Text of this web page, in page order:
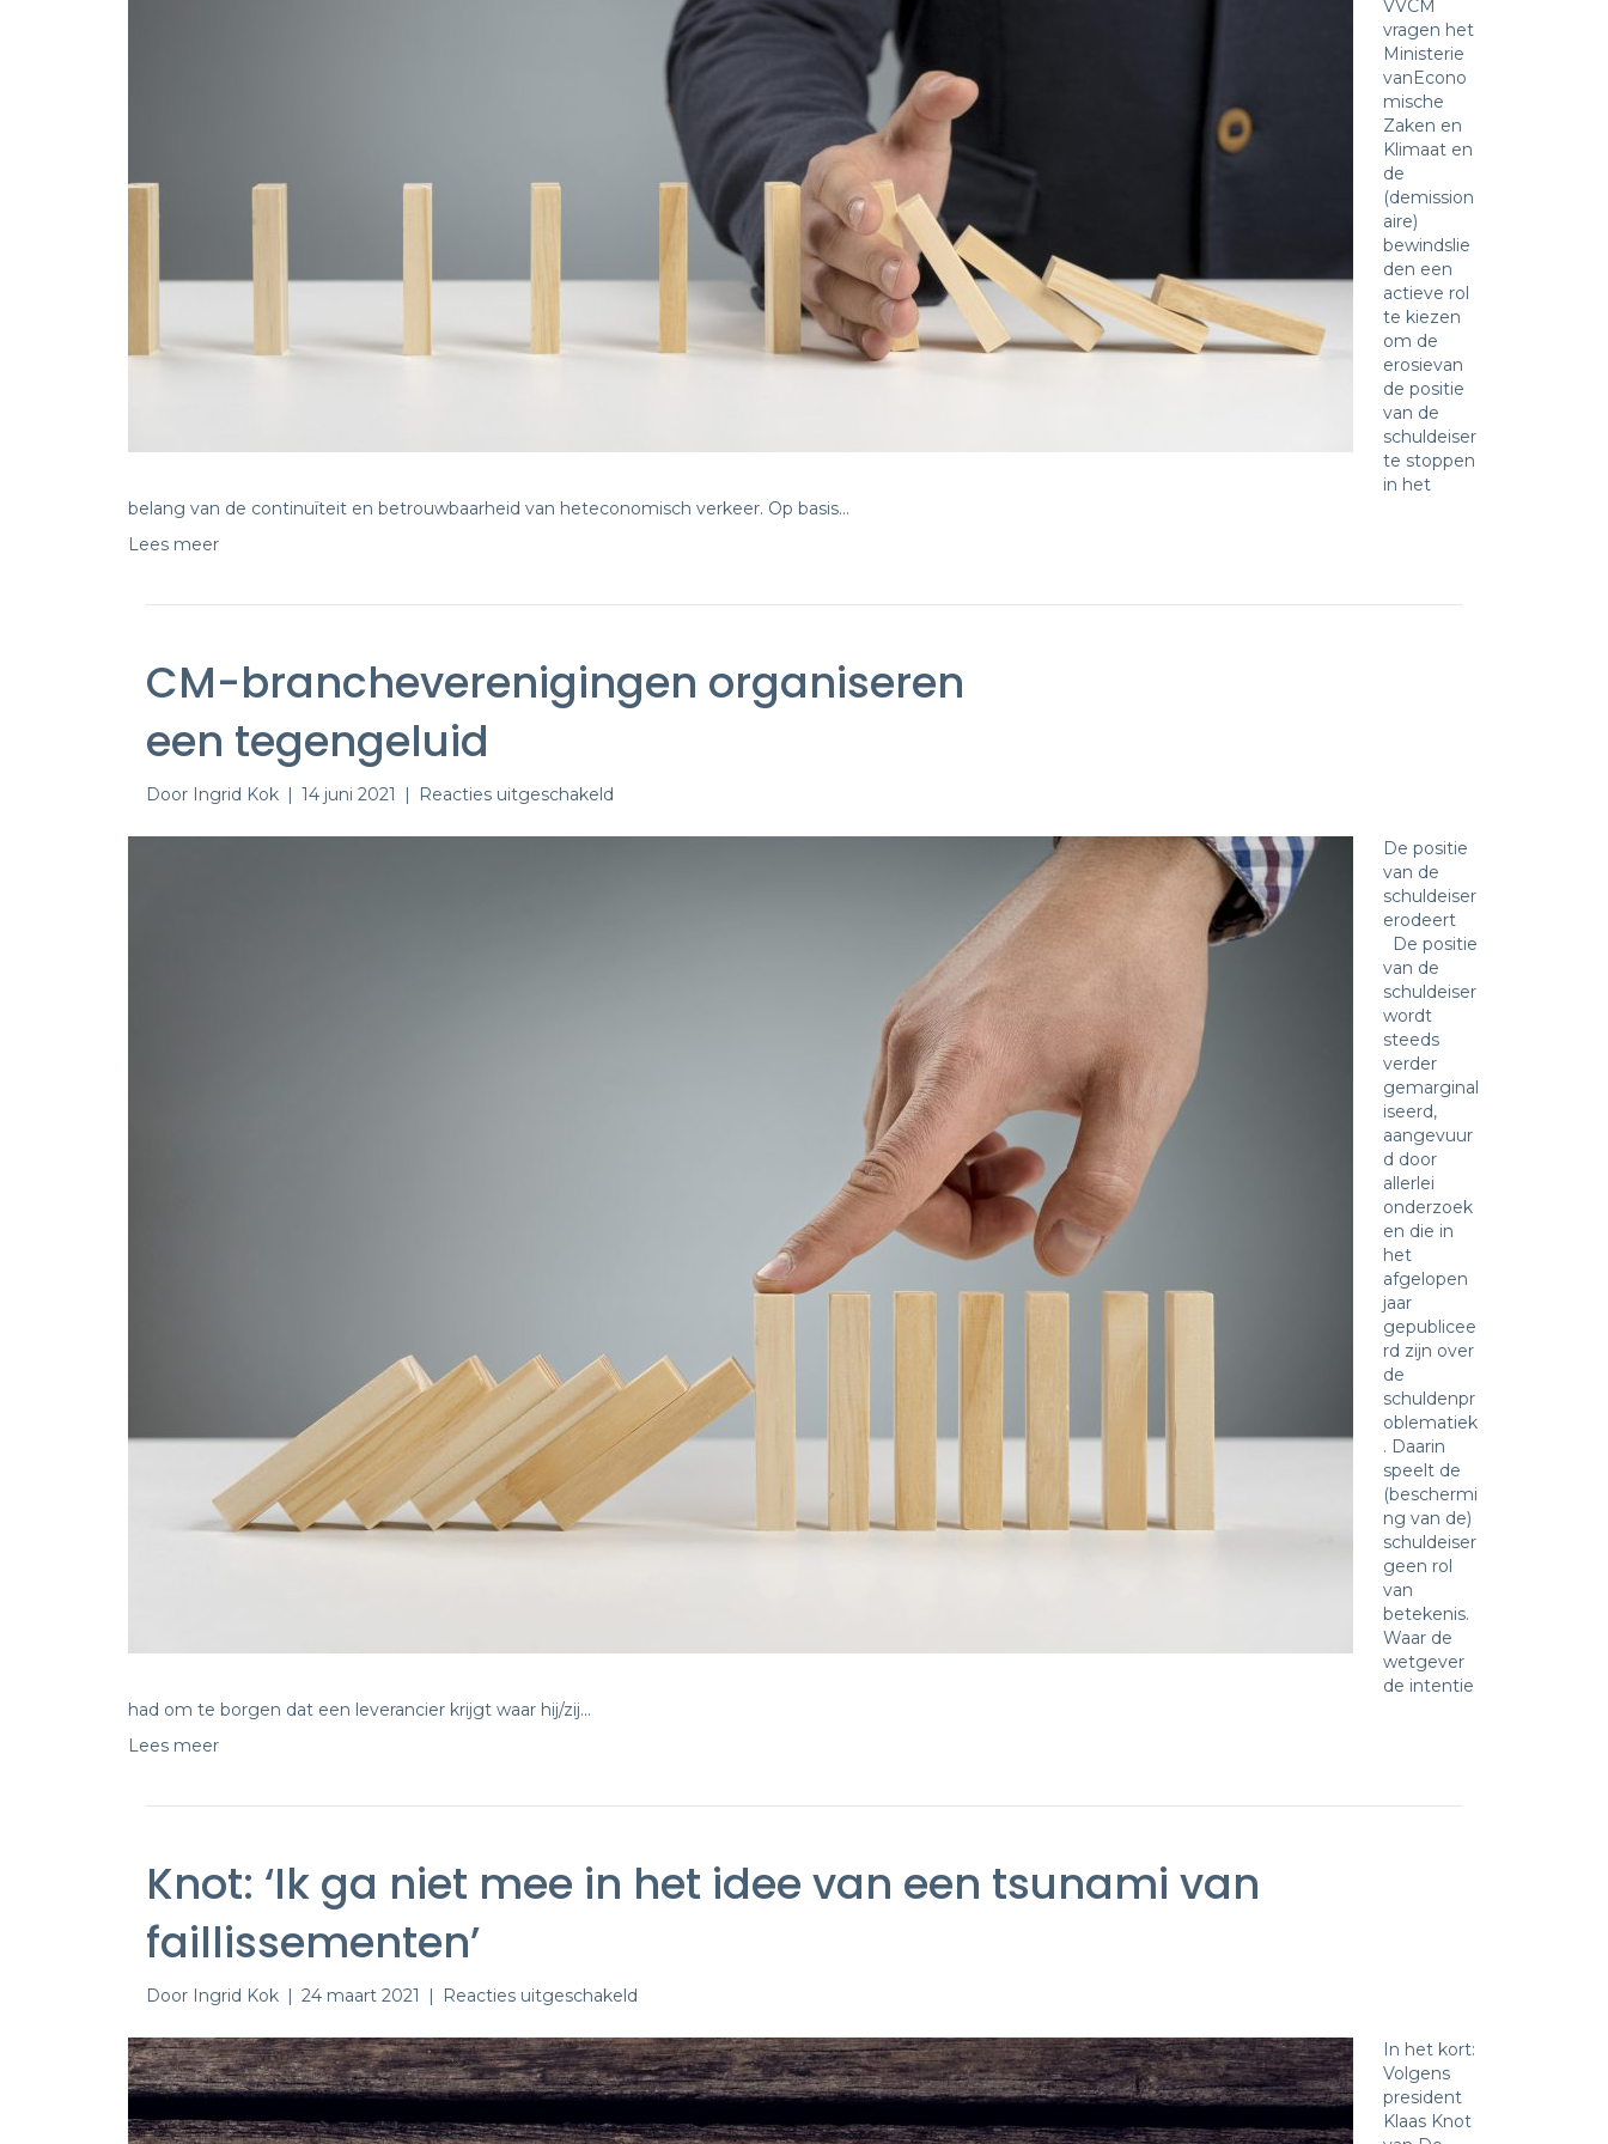
VVCM
vragen het
Ministerie
vanEcono
mische
Zaken en
Klimaat en
de
(demission
aire)
bewindslie
den een
actieve rol
te kiezen
om de
erosievan
de positie
van de
schuldeiser
te stoppen
in het
belang van de continuïteit en betrouwbaarheid van heteconomisch verkeer. Op basis…
Lees meer
CM-brancheverenigingen organiseren
een tegengeluid
Door Ingrid Kok | 14 juni 2021 | Reacties uitgeschakeld
brancheverenigingen
De positie
van de
schuldeiser
erodeert
De positie
van de
schuldeiser
wordt
steeds
verder
gemarginal
iseerd,
aangevuur
d door
allerlei
onderzoek
en die in
het
afgelopen
jaar
gepublicee
rd zijn over
de
schuldenpr
oblematiek
. Daarin
speelt de
(beschermi
ng van de)
schuldeiser
geen rol
van
betekenis.
Waar de
wetgever
de intentie
had om te borgen dat een leverancier krijgt waar hij/zij…
Lees meer
Knot: ‘Ik ga niet mee in het idee van een tsunami van
faillissementen’
Door Ingrid Kok | 24 maart 2021 | Reacties uitgeschakeld
‘Ik
ga
niet
in
In het kort:
Volgens
president
Klaas Knot